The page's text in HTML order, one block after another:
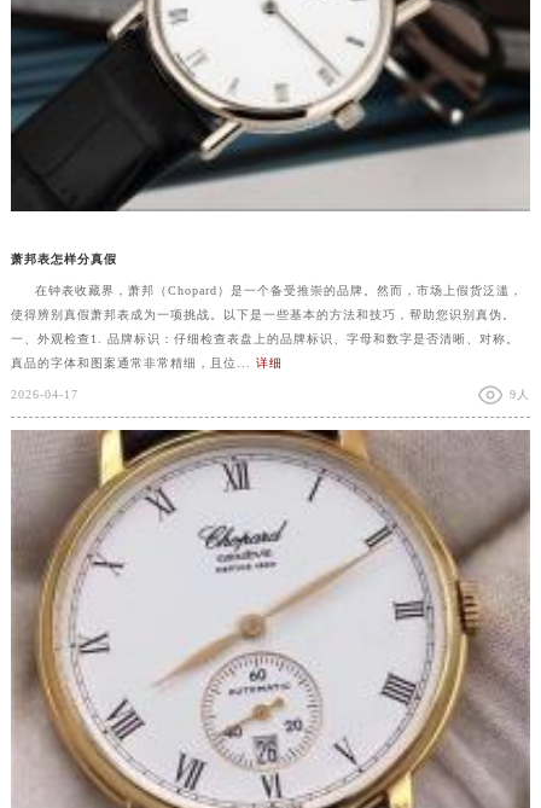
萧邦表怎样分真假
在钟表收藏界，萧邦（Chopard）是一个备受推崇的品牌。然而，市场上假货泛滥，
使得辨别真假萧邦表成为一项挑战。以下是一些基本的方法和技巧，帮助您识别真伪。
一、外观检查1. 品牌标识：仔细检查表盘上的品牌标识、字母和数字是否清晰、对称。
真品的字体和图案通常非常精细，且位... 详细
2026-04-17 9人